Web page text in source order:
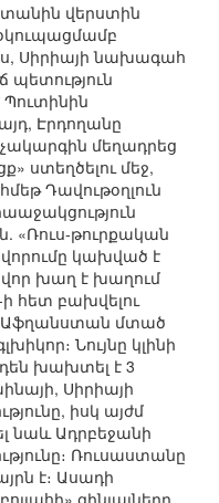
վերստին
Սիրիայի նախագահ
Պուտինին
Էրդողանը
մեղադրեց
ստեղծելու մեջ,
Դավութօղլուն
«Ռուս-թուրքական
կախված է
խաղ է խաղում
հետ բախվելու
Աֆղանստան մտած
Նույնը կլինի
խախտել է 3
Սիրիայի
իսկ այժմ
նաև Ադրբեջանի
Ռուսաստանը
է։ Ասադի